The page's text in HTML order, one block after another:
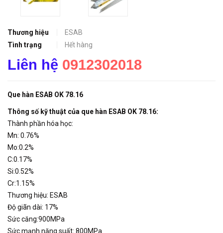
Thương hiệu
ESAB
Tình trạng
Hết hàng
Liên hệ 0912302018
Que hàn ESAB OK 78.16
Thông số kỹ thuật của que hàn ESAB OK 78.16:
Thành phần hóa học:
Mn: 0.76%
Mo:0.2%
C:0.17%
Si:0.52%
Cr:1.15%
Thương hiệu: ESAB
Độ giãn dài: 17%
Sức căng:900MPa
Sức mạnh năng suất: 800MPa